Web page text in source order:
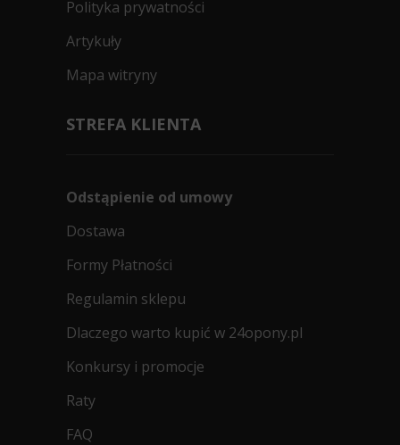
Polityka prywatności
Artykuły
Mapa witryny
STREFA KLIENTA
Odstąpienie od umowy
Dostawa
Formy Płatności
Regulamin sklepu
Dlaczego warto kupić w 24opony.pl
Konkursy i promocje
Raty
FAQ